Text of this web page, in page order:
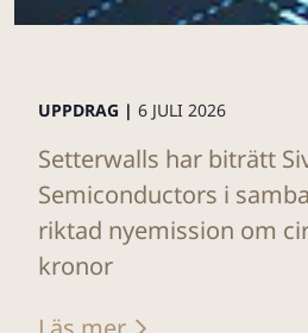
UPPDRAG | 6 JULI 2026
Setterwalls har biträtt
Semiconductors i
riktad nyemission om
kronor